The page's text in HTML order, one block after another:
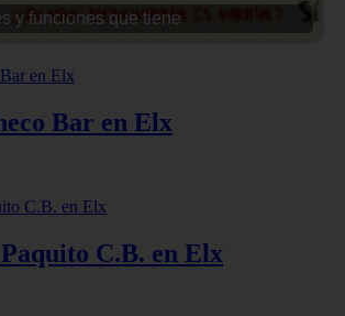
y funciones que tiene
Bar en Elx
C.B. en Elx